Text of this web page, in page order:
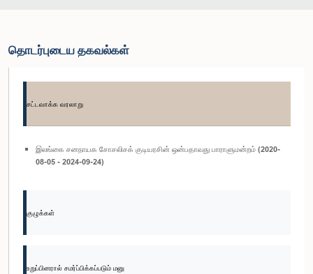
தொடர்புடைய தகவல்கள்
சட்டவாக்க வரலாறு
இலங்கை சனநாயக சோசலிசக் குடியரசின் ஒன்பதாவது பாராளுமன்றம் (2020-
08-05 - 2024-09-24)
குழுக்கள்
உறுப்பினரால் சமர்ப்பிக்கப்படும் மனு